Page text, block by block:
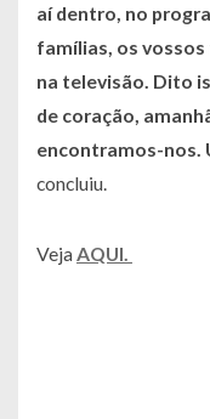
aí dentro, no
famílias, os
na televisão. Dito
de coração,
encontramos-nos.
concluiu.
VejaAQUI.